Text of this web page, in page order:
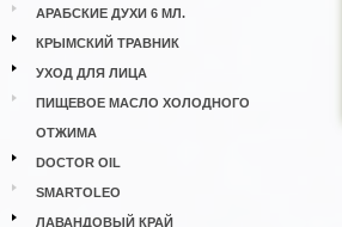
АРАБСКИЕ ДУХИ 6 МЛ.
КРЫМСКИЙ ТРАВНИК
УХОД ДЛЯ ЛИЦА
ПИЩЕВОЕ МАСЛО ХОЛОДНОГО
ОТЖИМА
DOCTOR OIL
SMARTOLEO
ЛАВАНДОВЫЙ КРАЙ